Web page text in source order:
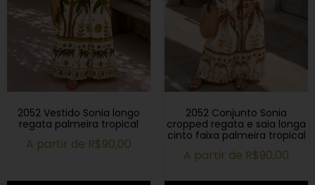
2052 Vestido Sonia longo
regata palmeira tropical
A partir de R$90,00
2052 Conjunto Sonia
cropped regata e saia longa
cinto faixa palmeira tropical
A partir de R$90,00